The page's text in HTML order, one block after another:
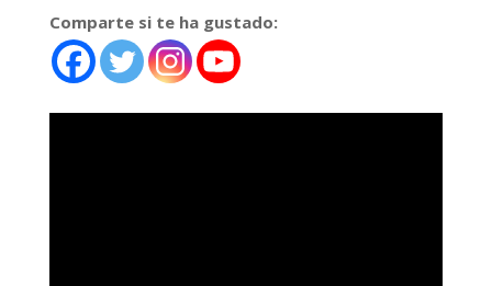
Comparte si te ha gustado: